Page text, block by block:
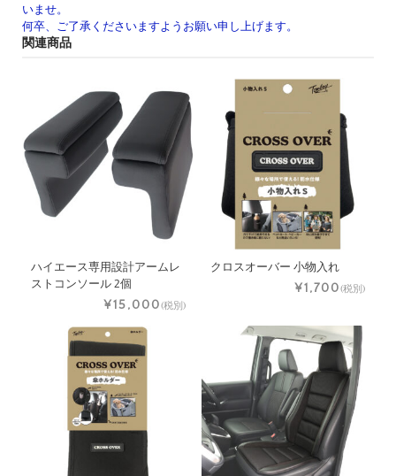
いませ。
何卒、ご了承くださいますようお願い申し上げます。
関連商品
ハイエース専用設計アームレ
ストコンソール 2個
¥15,000(税別)
クロスオーバー 小物入れ
¥1,700(税別)